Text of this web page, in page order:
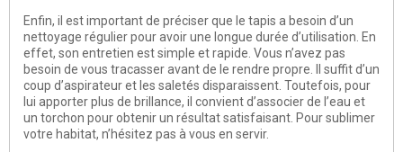
Enfin, il est important de préciser que le tapis a besoin d’un
nettoyage régulier pour avoir une longue durée d’utilisation. En
effet, son entretien est simple et rapide. Vous n’avez pas
besoin de vous tracasser avant de le rendre propre. Il suffit d’un
coup d’aspirateur et les saletés disparaissent. Toutefois, pour
lui apporter plus de brillance, il convient d’associer de l’eau et
un torchon pour obtenir un résultat satisfaisant. Pour sublimer
votre habitat, n’hésitez pas à vous en servir.